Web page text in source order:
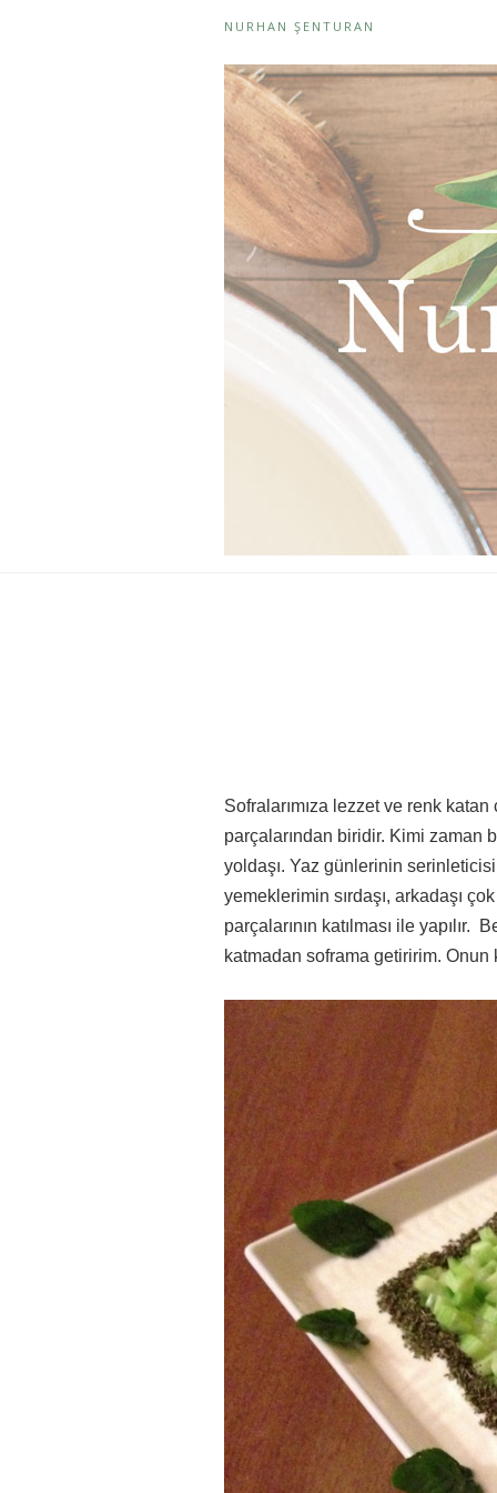
NURHAN ŞENTURAN
Sofralarımıza lezzet ve renk
parçalarından biridir. Kimi zaman
yoldaşı. Yaz günlerinin
yemeklerimin sırdaşı, arkadaşı
parçalarının katılması ile yapılır.
katmadan soframa getiririm. Onun